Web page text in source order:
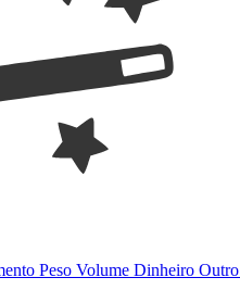
Peso Volume Dinheiro Outro